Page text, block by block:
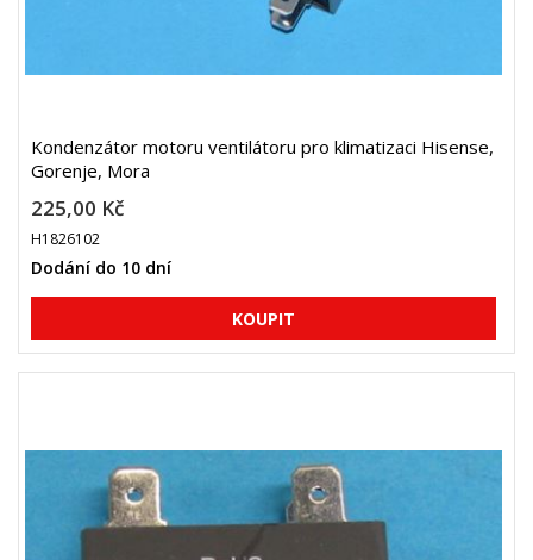
Kondenzátor motoru ventilátoru pro klimatizaci Hisense,
Gorenje, Mora
225,00 Kč
H1826102
Dodání do 10 dní